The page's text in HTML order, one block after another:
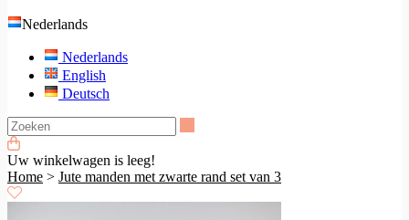
Nederlands
Nederlands
English
Deutsch
Uw winkelwagen is leeg!
Home > Jute manden met zwarte rand set van 3